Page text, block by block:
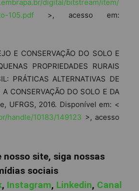
digital/bitstream/item/
105.pdf >, acesso em:
E CONSERVAÇÃO DO SOLO E
PROPRIEDADES RURAIS
PRÁTICAS ALTERNATIVAS DE
CONSERVAÇÃO DO SOLO E DA
UFRGS, 2016. Disponível em: <
handle/10183/149123 >, acesso
nosso site, siga nossas
sociais
, Instagram, Linkedin, Canal